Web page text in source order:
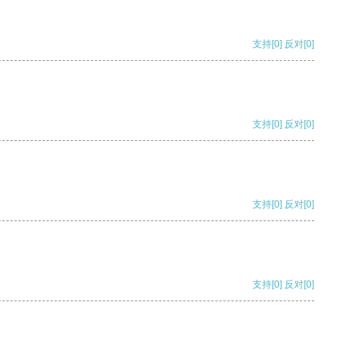
支持[0] 反对[0]
支持[0] 反对[0]
支持[0] 反对[0]
支持[0] 反对[0]